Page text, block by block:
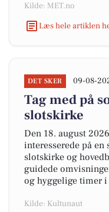
Kilde: MET.no
Læs hele artiklen
DET SKER 09-08-
Tag med på
slotskirke
Den 18. august
interesserede på
slotskirke og
guidede
og hyggelige timer i
Kilde: Kultunaut